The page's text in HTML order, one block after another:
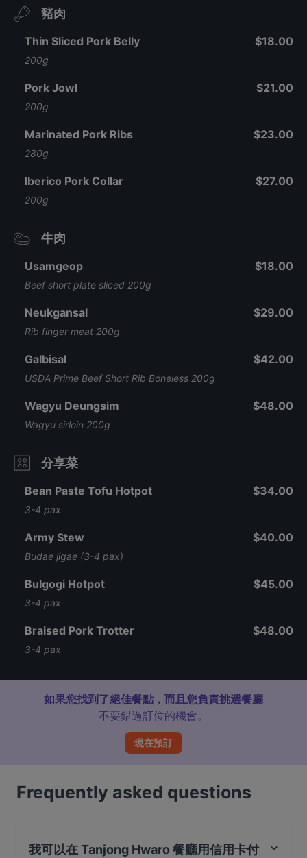
豬肉
Thin Sliced Pork Belly
200g
$18.00
Pork Jowl
200g
$21.00
Marinated Pork Ribs
280g
$23.00
Iberico Pork Collar
200g
$27.00
牛肉
Usamgeop
Beef short plate sliced 200g
$18.00
Neukgansal
Rib finger meat 200g
$29.00
Galbisal
USDA Prime Beef Short Rib Boneless 200g
$42.00
Wagyu Deungsim
Wagyu sirloin 200g
$48.00
分享菜
Bean Paste Tofu Hotpot
3-4 pax
$34.00
Army Stew
Budae jigae (3-4 pax)
$40.00
Bulgogi Hotpot
3-4 pax
$45.00
Braised Pork Trotter
3-4 pax
$48.00
如果您找到了絕佳餐點，而且您負責挑選餐廳
不要錯過訂位的機會。
現在預訂
Frequently asked questions
我可以在 Tanjong Hwaro 餐廳用信用卡付